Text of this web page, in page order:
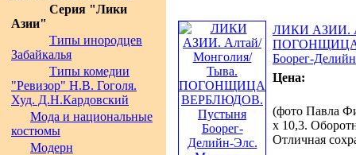
Серия "Лики
Азии"
Типы инородцев
Забайкалья
Типы комедии
"Ревизор" Н.В. Гоголя.
Худ. Д.Н.Кардовский
Мода и национальные
костюмы
Модерн
ЛИКИ АЗИИ.
ПОГОНЩИЦА
Боорег-
Цена:
(фото Павла
х 10,3.
Отличная